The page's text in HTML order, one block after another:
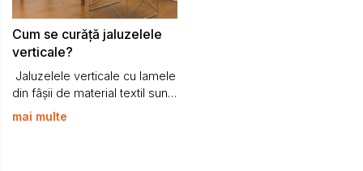
Cum se curăță jaluzelele
verticale?
Jaluzelele verticale cu lamele
din fâșii de material textil sunt
produse special concepute
mai multe